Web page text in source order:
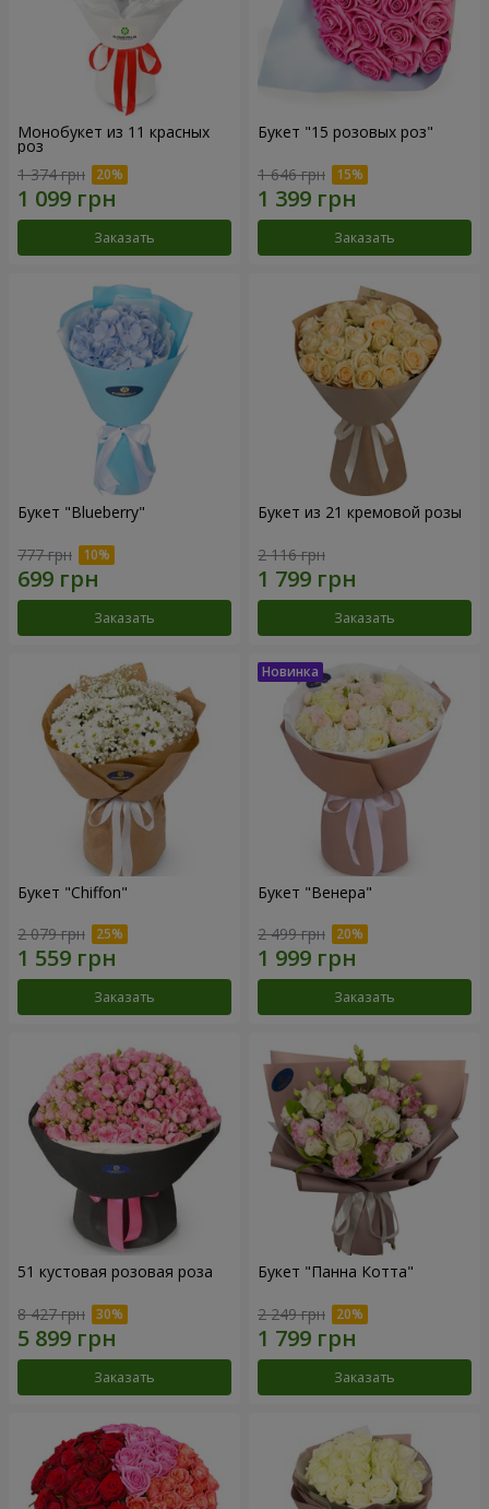
Монобукет из 11 красных
роз
1 374 грн
Заказать
Букет "15 розовых роз"
1 646 грн
Заказать
Букет "Blueberry"
777 грн
Заказать
Букет из 21 кремовой розы
2 116 грн
Заказать
Букет "Chiffon"
2 079 грн
Заказать
Букет "Венера"
2 499 грн
Заказать
51 кустовая розовая роза
8 427 грн
Заказать
Букет "Панна Котта"
2 249 грн
Заказать